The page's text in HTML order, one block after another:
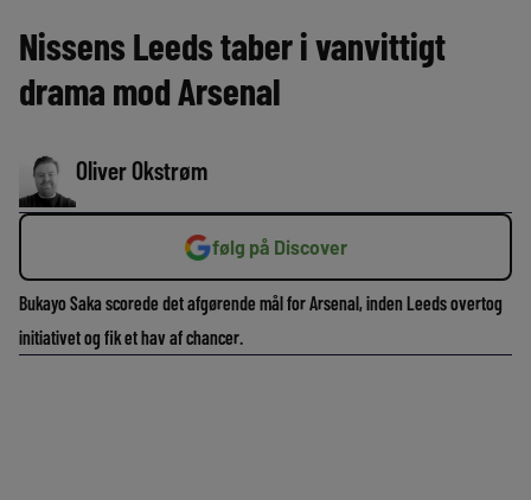
Nissens Leeds taber i vanvittigt
drama mod Arsenal
Oliver Okstrøm
følg på Discover
Bukayo Saka scorede det afgørende mål for Arsenal, inden Leeds overtog
initiativet og fik et hav af chancer.